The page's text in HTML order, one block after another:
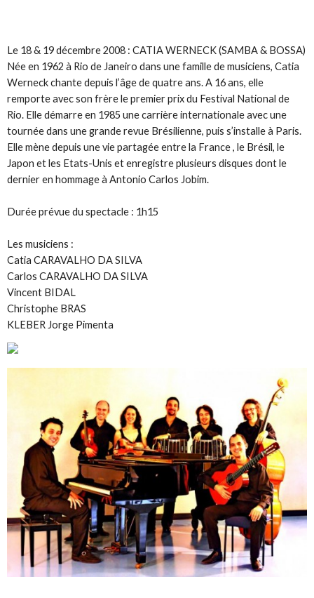
Le 18 & 19 décembre 2008 : CATIA WERNECK (SAMBA & BOSSA)
Née en 1962 à Rio de Janeiro dans une famille de musiciens, Catia
Werneck chante depuis l’âge de quatre ans. A 16 ans, elle
remporte avec son frère le premier prix du Festival National de
Rio. Elle démarre en 1985 une carrière internationale avec une
tournée dans une grande revue Brésilienne, puis s’installe à Paris.
Elle mène depuis une vie partagée entre la France , le Brésil, le
Japon et les Etats-Unis et enregistre plusieurs disques dont le
dernier en hommage à Antonio Carlos Jobim.
Durée prévue du spectacle : 1h15
Les musiciens :
Catia CARAVALHO DA SILVA
Carlos CARAVALHO DA SILVA
Vincent BIDAL
Christophe BRAS
KLEBER Jorge Pimenta